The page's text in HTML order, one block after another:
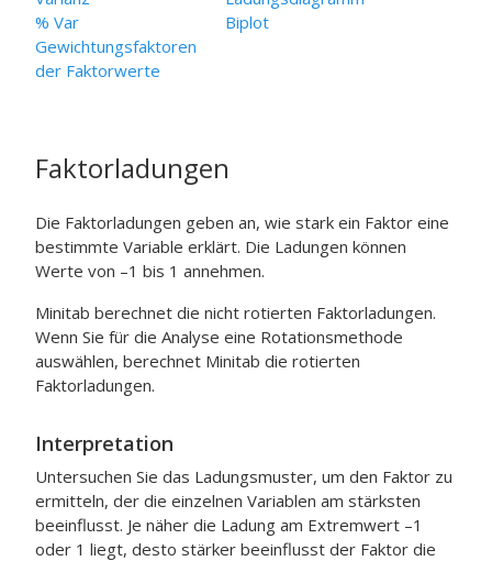
% Var
Gewichtungsfaktoren
der Faktorwerte
Biplot
Faktorladungen
Die Faktorladungen geben an, wie stark ein Faktor eine
bestimmte Variable erklärt. Die Ladungen können
Werte von –1 bis 1 annehmen.
Minitab berechnet die nicht rotierten Faktorladungen.
Wenn Sie für die Analyse eine Rotationsmethode
auswählen, berechnet Minitab die rotierten
Faktorladungen.
Interpretation
Untersuchen Sie das Ladungsmuster, um den Faktor zu
ermitteln, der die einzelnen Variablen am stärksten
beeinflusst. Je näher die Ladung am Extremwert –1
oder 1 liegt, desto stärker beeinflusst der Faktor die